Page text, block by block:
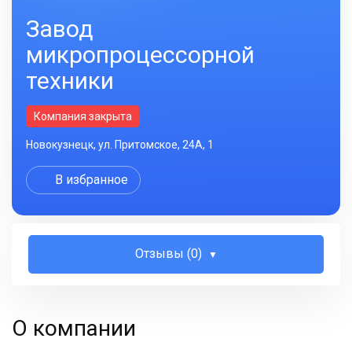
Завод
микропроцессорной
техники
Компания закрыта
Новокузнецк, ул. Притомское, 24А, 1
В избранное
Отзывы (0)
О компании